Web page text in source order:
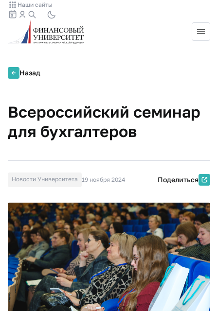
Наши сайты
Назад
Всероссийский семинар
для бухгалтеров
Новости Университета 19 ноября 2024 Поделиться